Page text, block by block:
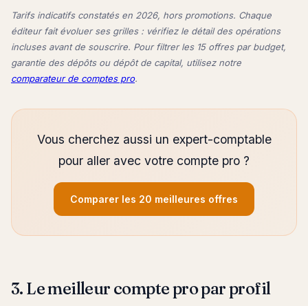
Tarifs indicatifs constatés en 2026, hors promotions. Chaque
éditeur fait évoluer ses grilles : vérifiez le détail des opérations
incluses avant de souscrire. Pour filtrer les 15 offres par budget,
garantie des dépôts ou dépôt de capital, utilisez notre
comparateur de comptes pro.
Vous cherchez aussi un expert-comptable
pour aller avec votre compte pro ?
Comparer les 20 meilleures offres
3. Le meilleur compte pro par profil